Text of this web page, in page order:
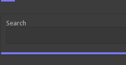
Search